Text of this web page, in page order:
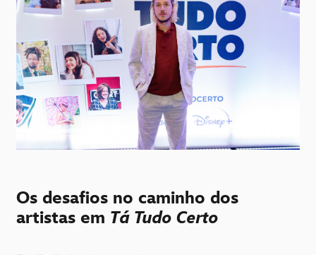
Os desafios no caminho dos
artistas em Tá Tudo Certo